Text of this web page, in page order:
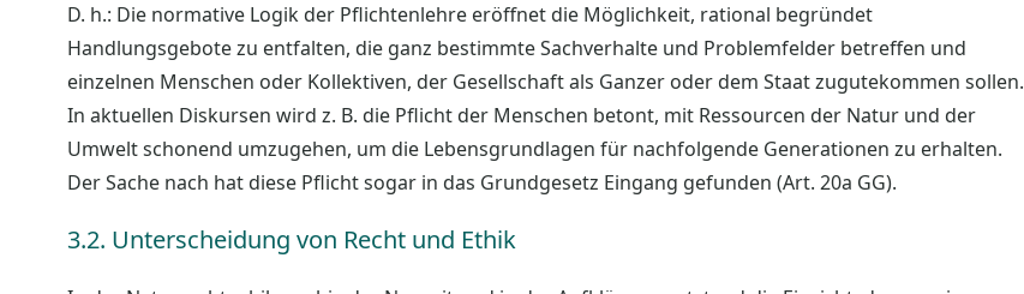
D. h.: Die normative Logik der Pflichtenlehre eröffnet die Möglichkeit, rational begründet
Handlungsgebote zu entfalten, die ganz bestimmte Sachverhalte und Problemfelder betreffen und
einzelnen Menschen oder Kollektiven, der Gesellschaft als Ganzer oder dem Staat zugutekommen sollen.
In aktuellen Diskursen wird z. B. die Pflicht der Menschen betont, mit Ressourcen der Natur und der
Umwelt schonend umzugehen, um die Lebensgrundlagen für nachfolgende Generationen zu erhalten.
Der Sache nach hat diese Pflicht sogar in das Grundgesetz Eingang gefunden (Art. 20a GG).
3.2. Unterscheidung von Recht und Ethik